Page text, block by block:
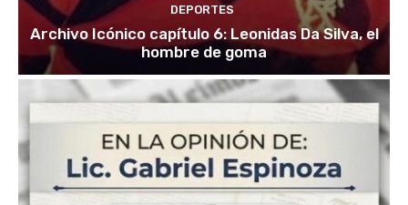
DEPORTES
Archivo Icónico capítulo 6: Leonidas Da Silva, el
hombre de goma